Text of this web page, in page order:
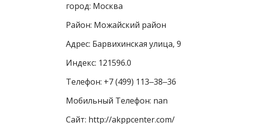
город: Москва
Район: Можайский район
Адрес: Барвихинская улица, 9
Индекс: 121596.0
Телефон: +7 (499) 113‒38‒36
Мобильный Телефон: nan
Сайт: http://akppcenter.com/